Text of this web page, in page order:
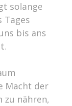
solange
Tages
bis ans
Macht der
zu nähren,